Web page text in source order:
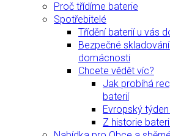
Proč třídíme baterie
Spotřebitelé
Třídění baterií u vás
Bezpečné
domácnosti
Chcete vědět víc?
Jak probíhá
baterií
Evropský
Z historie